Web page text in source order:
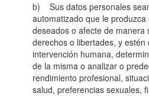
b) Sus datos personales
automatizado que le
deseados o afecte de manera
derechos o libertades, y estén
intervención humana,
de la misma o analizar o
rendimiento profesional,
salud, preferencias sexuales,